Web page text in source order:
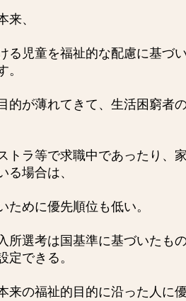
来、
る児童を福祉的な配慮に基づ
。
的が薄れてきて、生活困窮者
トラ等で求職中であったり、
る場合は、
ために優先順位も低い。
所選考は国基準に基づいたも
定できる。
来の福祉的目的に沿った人に